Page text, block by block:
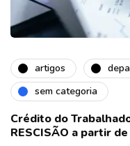
artigos
sem categoria
Crédito do
RESCISÃO a partir